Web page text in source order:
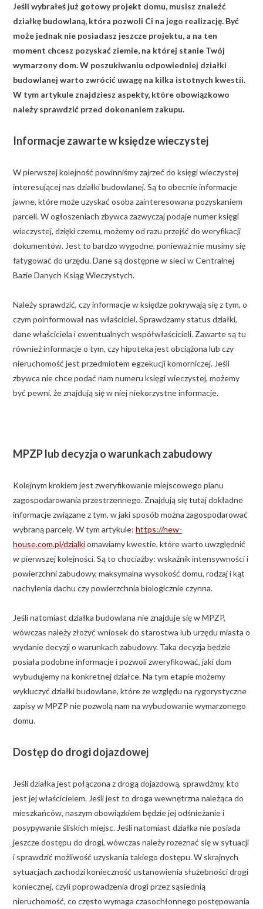
ZAPISZ SIĘ
Jeśli wybrałeś już gotowy projekt domu, musisz znaleźć
działkę budowlaną, która pozwoli Ci na jego realizację. Być
może jednak nie posiadasz jeszcze projektu, a na ten
moment chcesz pozyskać ziemie, na której stanie Twój
wymarzony dom. W poszukiwaniu odpowiedniej działki
budowlanej warto zwrócić uwagę na kilka istotnych kwestii.
W tym artykule znajdziesz aspekty, które obowiązkowo
należy sprawdzić przed dokonaniem zakupu.
Informacje zawarte w księdze wieczystej
W pierwszej kolejność powinniśmy zajrzeć do księgi wieczystej
interesującej nas działki budowlanej. Są to obecnie informacje
jawne, które może uzyskać osoba zainteresowana pozyskaniem
parceli. W ogłoszeniach zbywca zazwyczaj podaje numer księgi
wieczystej, dzięki czemu, możemy od razu przejść do weryfikacji
dokumentów. Jest to bardzo wygodne, ponieważ nie musimy się
fatygować do urzędu. Dane są dostępne w sieci w Centralnej
Bazie Danych Ksiąg Wieczystych.
Należy sprawdzić, czy informacje w księdze pokrywają się z tym, o
czym poinformował nas właściciel. Sprawdzamy status działki,
dane właściciela i ewentualnych współwłaścicieli. Zawarte są tu
również informacje o tym, czy hipoteka jest obciążona lub czy
nieruchomość jest przedmiotem egzekucji komorniczej. Jeśli
zbywca nie chce podać nam numeru księgi wieczystej, możemy
być pewni, że znajdują się w niej niekorzystne informacje.
MPZP lub decyzja o warunkach zabudowy
Kolejnym krokiem jest zweryfikowanie miejscowego planu
zagospodarowania przestrzennego. Znajdują się tutaj dokładne
informacje związane z tym, w jaki sposób można zagospodarować
wybraną parcelę. W tym artykule: https://new-
house.com.pl/dzialkiomawiamy kwestie, które warto uwzględnić
w pierwszej kolejności. Są to chociażby: wskaźnik intensywności i
powierzchni zabudowy, maksymalna wysokość domu, rodzaj i kąt
nachylenia dachu czy powierzchnia biologicznie czynna.
Jeśli natomiast działka budowlana nie znajduje się w MPZP,
wówczas należy złożyć wniosek do starostwa lub urzędu miasta o
wydanie decyzji o warunkach zabudowy. Taka decyzja będzie
posiała podobne informacje i pozwoli zweryfikować, jaki dom
wybudujemy na konkretnej działce. Na tym etapie możemy
wykluczyć działki budowlane, które ze względu na rygorystyczne
zapisy w MPZP nie pozwolą nam na wybudowanie wymarzonego
domu.
Dostęp do drogi dojazdowej
Jeśli działka jest połączona z drogą dojazdową, sprawdźmy, kto
jest jej właścicielem. Jeśli jest to droga wewnętrzna należąca do
mieszkańców, naszym obowiązkiem będzie jej odśnieżanie i
posypywanie śliskich miejsc. Jeśli natomiast działka nie posiada
jeszcze dostępu do drogi, wówczas należy rozeznać się w sytuacji
i sprawdzić możliwość uzyskania takiego dostępu. W skrajnych
sytuacjach zachodzi konieczność ustanowienia służebności drogi
koniecznej, czyli poprowadzenia drogi przez sąsiednią
nieruchomość, co często wymaga czasochłonnego postępowania